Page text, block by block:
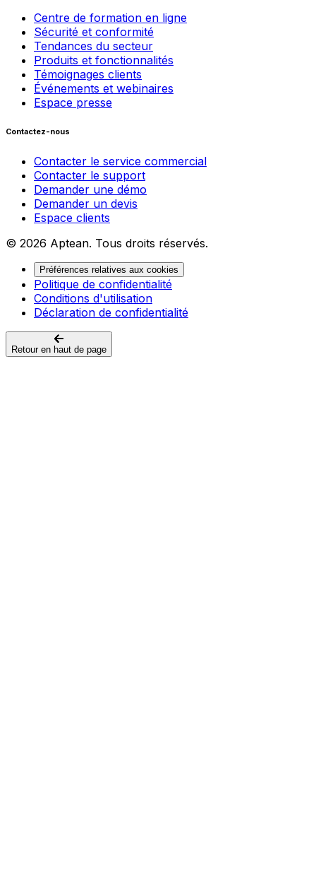
Centre de formation en ligne
Sécurité et conformité
Tendances du secteur
Produits et fonctionnalités
Témoignages clients
Événements et webinaires
Espace presse
Contactez-nous
Contacter le service commercial
Contacter le support
Demander une démo
Demander un devis
Espace clients
© 2026 Aptean. Tous droits réservés.
Préférences relatives aux cookies
Politique de confidentialité
Conditions d'utilisation
Déclaration de confidentialité
Retour en haut de page